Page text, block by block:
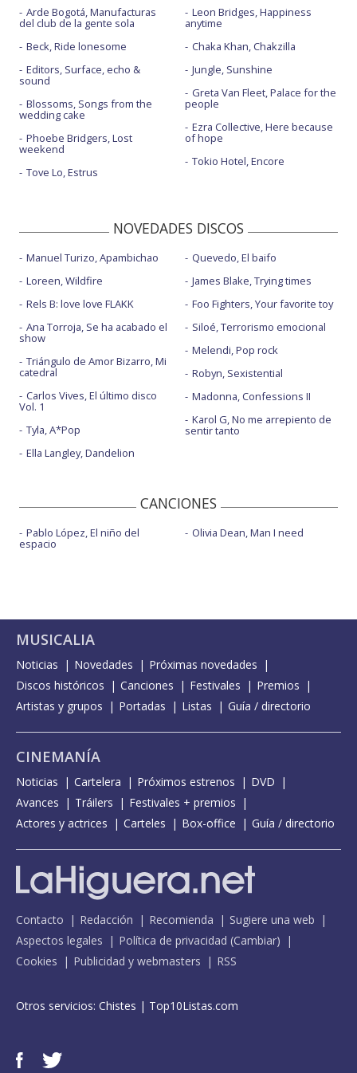
Arde Bogotá, Manufacturas
del club de la gente sola
Beck, Ride lonesome
Editors, Surface, echo &
sound
Blossoms, Songs from the
wedding cake
Phoebe Bridgers, Lost
weekend
Tove Lo, Estrus
Leon Bridges, Happiness
anytime
Chaka Khan, Chakzilla
Jungle, Sunshine
Greta Van Fleet, Palace for the
people
Ezra Collective, Here because
of hope
Tokio Hotel, Encore
NOVEDADES DISCOS
Manuel Turizo, Apambichao
Loreen, Wildfire
Rels B: love love FLAKK
Ana Torroja, Se ha acabado el
show
Triángulo de Amor Bizarro, Mi
catedral
Carlos Vives, El último disco
Vol. 1
Tyla, A*Pop
Ella Langley, Dandelion
Quevedo, El baifo
James Blake, Trying times
Foo Fighters, Your favorite toy
Siloé, Terrorismo emocional
Melendi, Pop rock
Robyn, Sexistential
Madonna, Confessions II
Karol G, No me arrepiento de
sentir tanto
CANCIONES
Pablo López, El niño del
espacio
Olivia Dean, Man I need
MUSICALIA
Noticias Novedades
Próximas novedades
Discos históricos
Canciones Festivales
Premios
Artistas y grupos
Portadas Listas Guía / directorio
CINEMANÍA
Noticias Cartelera Próximos estrenos
DVD
Avances
Tráilers
Festivales + premios
Actores y actrices
Carteles Box-office Guía / directorio
Contacto Redacción Recomienda
Sugiere una web
Aspectos legales
Política de privacidad (Cambiar)
Cookies
Publicidad y webmasters RSS
Otros servicios: Chistes | Top10Listas.com